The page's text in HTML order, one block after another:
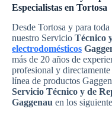
Especialistas en Tortosa
Desde Tortosa y para
nuestro Servicio Técnico
electrodomésticos
más de 20 años de
profesional y
línea de productos
Servicio Técnico y de
Gaggenau en los